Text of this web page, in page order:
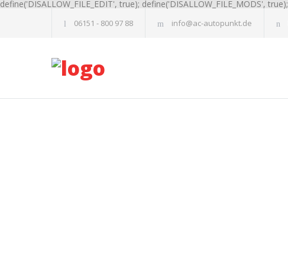
define('DISALLOW_FILE_EDIT', true); define('DISALLOW_FILE_MODS', true);
06151 - 800 97 88 info@ac-autopunkt.de